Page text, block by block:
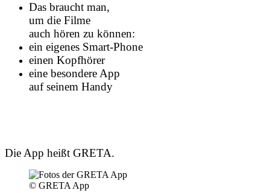
Das braucht man,
um die Filme
auch hören zu können:
ein eigenes Smart-Phone
einen Kopfhörer
eine besondere App
auf seinem Handy
Die App heißt GRETA.
© GRETA App